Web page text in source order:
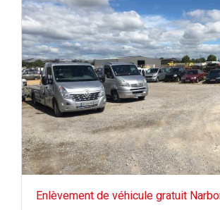
Enlèvement de véhicule gratuit